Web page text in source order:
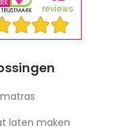
laten maken